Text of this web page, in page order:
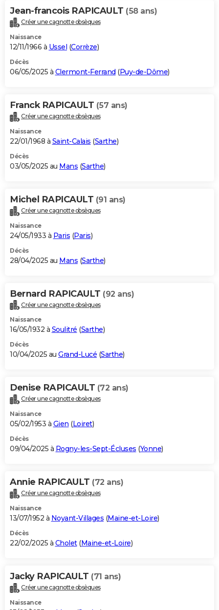
Jean-francois RAPICAULT (58 ans)
Créer une cagnotte obsèques
Naissance
12/11/1966 à Ussel (Corrèze)
Décès
06/05/2025 à Clermont-Ferrand (Puy-de-Dôme)
Franck RAPICAULT (57 ans)
Créer une cagnotte obsèques
Naissance
22/01/1968 à Saint-Calais (Sarthe)
Décès
03/05/2025 au Mans (Sarthe)
Michel RAPICAULT (91 ans)
Créer une cagnotte obsèques
Naissance
24/05/1933 à Paris (Paris)
Décès
28/04/2025 au Mans (Sarthe)
Bernard RAPICAULT (92 ans)
Créer une cagnotte obsèques
Naissance
16/05/1932 à Soulitré (Sarthe)
Décès
10/04/2025 au Grand-Lucé (Sarthe)
Denise RAPICAULT (72 ans)
Créer une cagnotte obsèques
Naissance
05/02/1953 à Gien (Loiret)
Décès
09/04/2025 à Rogny-les-Sept-Écluses (Yonne)
Annie RAPICAULT (72 ans)
Créer une cagnotte obsèques
Naissance
13/07/1952 à Noyant-Villages (Maine-et-Loire)
Décès
22/02/2025 à Cholet(Maine-et-Loire)
Jacky RAPICAULT (71 ans)
Créer une cagnotte obsèques
Naissance